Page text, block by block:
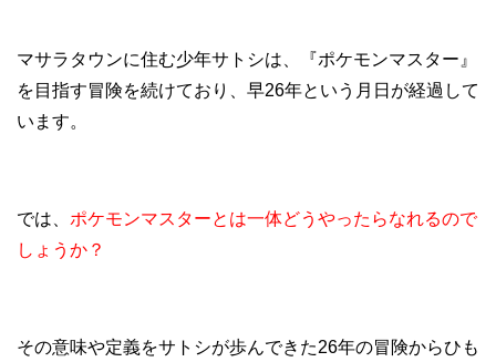
マサラタウンに住む少年サトシは、『ポケモンマスター』
を目指す冒険を続けており、早26年という月日が経過して
います。
では、 ポケモンマスターとは一体どうやったらなれるので
しょうか？
その意味や定義をサトシが歩んできた26年の冒険からひも